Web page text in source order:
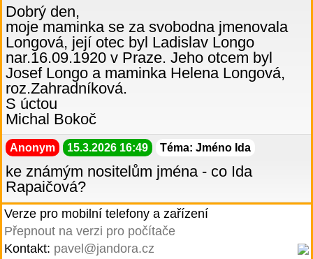
Dobrý den,
moje maminka se za svobodna jmenovala
Longová, její otec byl Ladislav Longo
nar.16.09.1920 v Praze. Jeho otcem byl
Josef Longo a maminka Helena Longová,
roz.Zahradníková.
S úctou
Michal Bokoč
Anonym 15.3.2026 16:49 Téma: Jméno Ida
ke známým nositelům jména - co Ida
Rapaičová?
Verze pro mobilní telefony a zařízení
Přepnout na verzi pro počítače
Kontakt: pavel@jandora.cz